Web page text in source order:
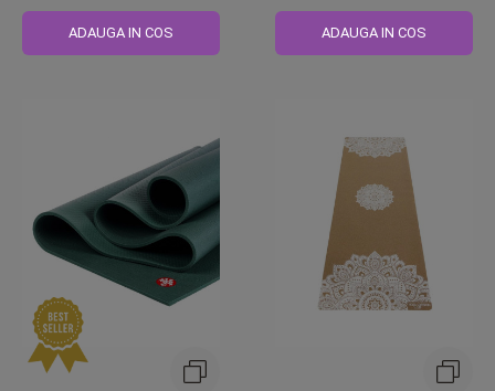
obisnuit
ADAUGA IN COS
obisnuit
ADAUGA IN COS